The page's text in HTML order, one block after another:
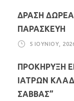
ΔΡΑΣΗ
ΠΑΡΑΣΚΕΥΗ
5 ΙΟΥΝΊΟΥ,
ΠΡΟΚΗΡΥΞΗ
ΙΑΤΡΩΝ
ΣΑΒΒΑΣ”